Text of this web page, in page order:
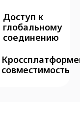
Доступ к
глобальному
соединению
совместимость